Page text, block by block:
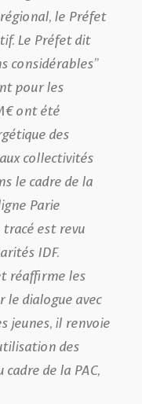
le Préfet
Le Préfet dit
considérables”
pour les
ont été
des
collectivités
le cadre de la
Parie
est revu
IDF.
réaffirme les
dialogue avec
jeunes, il renvoie
des
de la PAC,